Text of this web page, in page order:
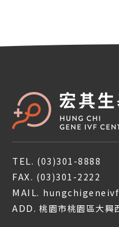
TEL. (03)301-8888
FAX. (03)301-2222
MAIL.
ADD. 桃園市桃園區大興